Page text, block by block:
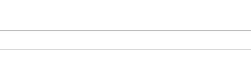
ドライビングシューズ スウェ
Vト